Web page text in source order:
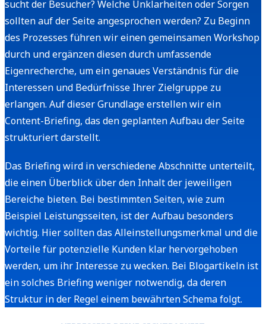
sucht der Besucher? Welche Unklarheiten oder Sorgen
sollten auf der Seite angesprochen werden? Zu Beginn
des Prozesses führen wir einen gemeinsamen Workshop
durch und ergänzen diesen durch umfassende
Eigenrecherche, um ein genaues Verständnis für die
Interessen und Bedürfnisse Ihrer Zielgruppe zu
erlangen. Auf dieser Grundlage erstellen wir ein
Content-Briefing, das den geplanten Aufbau der Seite
strukturiert darstellt.
Das Briefing wird in verschiedene Abschnitte unterteilt,
die einen Überblick über den Inhalt der jeweiligen
Bereiche bieten. Bei bestimmten Seiten, wie zum
Beispiel Leistungsseiten, ist der Aufbau besonders
wichtig. Hier sollten das Alleinstellungsmerkmal und die
Vorteile für potenzielle Kunden klar hervorgehoben
werden, um ihr Interesse zu wecken. Bei Blogartikeln ist
ein solches Briefing weniger notwendig, da deren
Struktur in der Regel einem bewährten Schema folgt.